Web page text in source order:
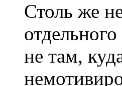
Столь же
не там,